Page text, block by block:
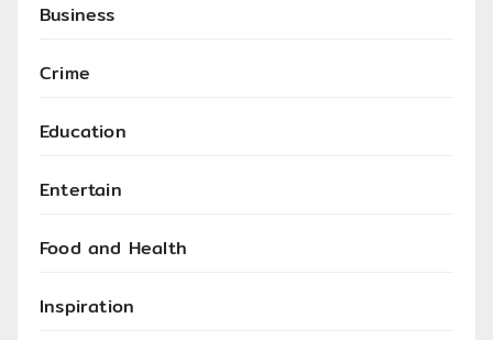
Business
Crime
Education
Entertain
Food and Health
Inspiration